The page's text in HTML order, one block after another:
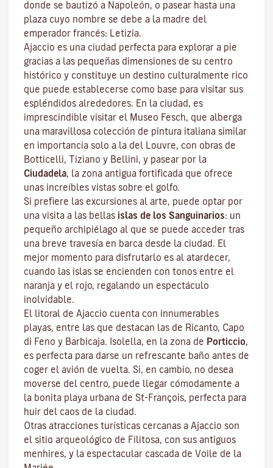
donde se bautizó a Napoleón, o pasear hasta una
plaza cuyo nombre se debe a la madre del
emperador francés: Letizia.
Ajaccio es una ciudad perfecta para explorar a pie
gracias a las pequeñas dimensiones de su centro
histórico y constituye un destino culturalmente rico
que puede establecerse como base para visitar sus
espléndidos alrededores. En la ciudad, es
imprescindible visitar el Museo Fesch, que alberga
una maravillosa colección de pintura italiana similar
en importancia solo a la del Louvre, con obras de
Botticelli, Tiziano y Bellini, y pasear por la
Ciudadela, la zona antigua fortificada que ofrece
unas increíbles vistas sobre el golfo.
Si prefiere las excursiones al arte, puede optar por
una visita a las bellas islas de los Sanguinarios: un
pequeño archipiélago al que se puede acceder tras
una breve travesía en barca desde la ciudad. El
mejor momento para disfrutarlo es al atardecer,
cuando las islas se encienden con tonos entre el
naranja y el rojo, regalando un espectáculo
inolvidable.
El litoral de Ajaccio cuenta con innumerables
playas, entre las que destacan las de Ricanto, Capo
di Feno y Barbicaja. Isolella, en la zona de Porticcio,
es perfecta para darse un refrescante baño antes de
coger el avión de vuelta. Si, en cambio, no desea
moverse del centro, puede llegar cómodamente a
la bonita playa urbana de St-François, perfecta para
huir del caos de la ciudad.
Otras atracciones turísticas cercanas a Ajaccio son
el sitio arqueológico de Filitosa, con sus antiguos
menhires, y la espectacular cascada de Voile de la